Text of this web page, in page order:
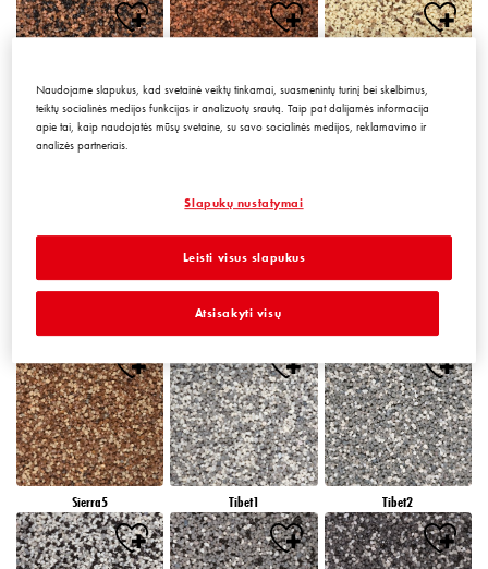
Peru5
Sierra5 Tibet1 Tibet2
Naudojame slapukus, kad svetainė veiktų tinkamai, suasmenintų turinį bei skelbimus,
teiktų socialinės medijos funkcijas ir analizuotų srautą. Taip pat dalijamės informacija
apie tai, kaip naudojatės mūsų svetaine, su savo socialinės medijos, reklamavimo ir
analizės partneriais.
Slapukų nustatymai
Atsisakyti visų
Leisti visus slapukus